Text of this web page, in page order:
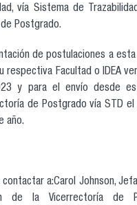
vía Sistema de
Postgrado.
de postulaciones a
respectiva Facultad o IDEA
y para el envío desde
de Postgrado vía STD
año.
a:Carol Johnson,
de la Vicerrectoría de